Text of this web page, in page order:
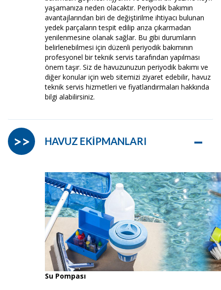
yaşamanıza neden olacaktır. Periyodik bakımın
avantajlarından biri de değiştirilme ihtiyacı bulunan
yedek parçaların tespit edilip arıza çıkarmadan
yenilenmesine olanak sağlar. Bu gibi durumların
belirlenebilmesi için düzenli periyodik bakımının
profesyonel bir teknik servis tarafından yapılması
önem taşır. Siz de havuzunuzun periyodik bakımı ve
diğer konular için web sitemizi ziyaret edebilir, havuz
teknik servis hizmetleri ve fiyatlandırmaları hakkında
bilgi alabilirsiniz.
HAVUZ EKİPMANLARI –
>>
Su Pompası